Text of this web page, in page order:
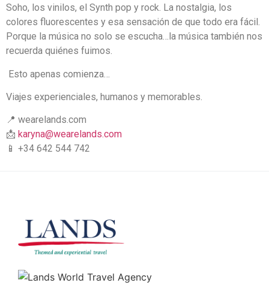
Soho, los vinilos, el Synth pop y rock. La nostalgia, los
colores fluorescentes y esa sensación de que todo era fácil.
Porque la música no solo se escucha…la música también nos
recuerda quiénes fuimos.
Esto apenas comienza…
Viajes experienciales, humanos y memorables.
📍 wearelands.com
📩 karyna@wearelands.com
📱 +34 642 544 742